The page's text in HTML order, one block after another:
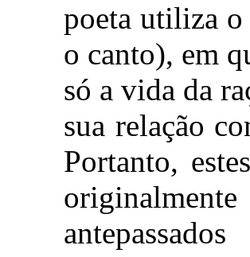
poeta utiliza
o canto), em
só a vida da
sua relação
Portanto,